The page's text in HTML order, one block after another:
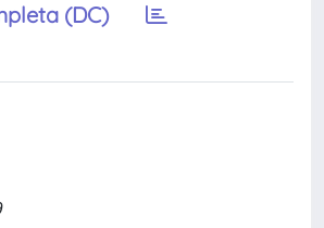
(DC)